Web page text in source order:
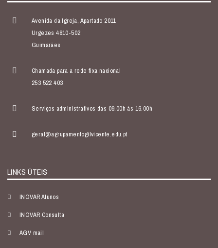
Avenida da Igreja, Apartado 2011
Urgezes 4810-502
Guimarães
Chamada para a rede fixa nacional
253 522 403
Serviços administrativos das 09.00h às 16.00h
geral@agrupamentogilvicente.edu.pt
LINKS ÚTEIS
INOVAR Alunos
INOVAR Consulta
AGV mail